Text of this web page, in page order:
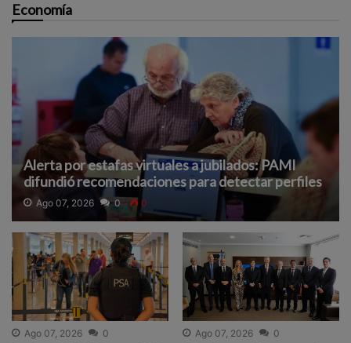
Economía
Alerta por estafas virtuales a jubilados: PAMI
difundió recomendaciones para detectar perfiles
falsos y proteger datos
Ago 07, 2026 0 0
Ago 07, 2026 0 Ago 07, 2026 0